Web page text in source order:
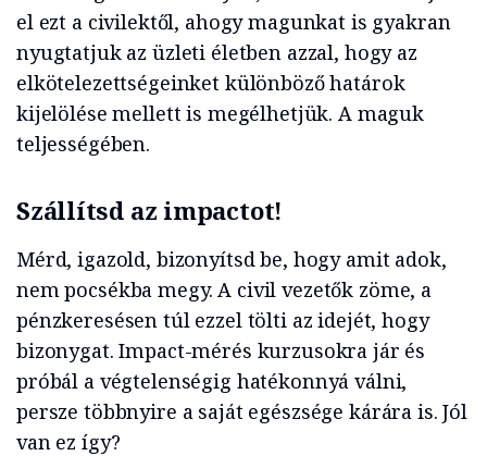
el ezt a civilektől, ahogy magunkat is gyakran
nyugtatjuk az üzleti életben azzal, hogy az
elkötelezettségeinket különböző határok
kijelölése mellett is megélhetjük. A maguk
teljességében.
Szállítsd az impactot!
Mérd, igazold, bizonyítsd be, hogy amit adok,
nem pocsékba megy. A civil vezetők zöme, a
pénzkeresésen túl ezzel tölti az idejét, hogy
bizonygat. Impact-mérés kurzusokra jár és
próbál a végtelenségig hatékonnyá válni,
persze többnyire a saját egészsége kárára is. Jól
van ez így?